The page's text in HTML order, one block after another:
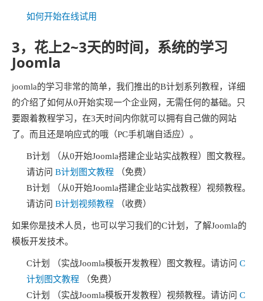
如何开始在线试用
3，花上2~3天的时间，系统的学习
Joomla
joomla的学习非常的简单，我们推出的B计划系列教程，详细
的介绍了如何从0开始实现一个企业网，无需任何的基础。只
要跟着教程学习，在3天时间内你就可以拥有自己做的网站
了。而且还是响应式的哦（PC手机端自适应）。
B计划 （从0开始Joomla搭建企业站实战教程）图文教程。
请访问 B计划图文教程 （免费）
B计划 （从0开始Joomla搭建企业站实战教程）视频教程。
请访问 B计划视频教程 （收费）
如果你是技术人员，也可以学习我们的C计划，了解Joomla的
模板开发技术。
C计划 （实战Joomla模板开发教程）图文教程。请访问 C
计划图文教程 （免费）
C计划 （实战Joomla模板开发教程）视频教程。请访问 C